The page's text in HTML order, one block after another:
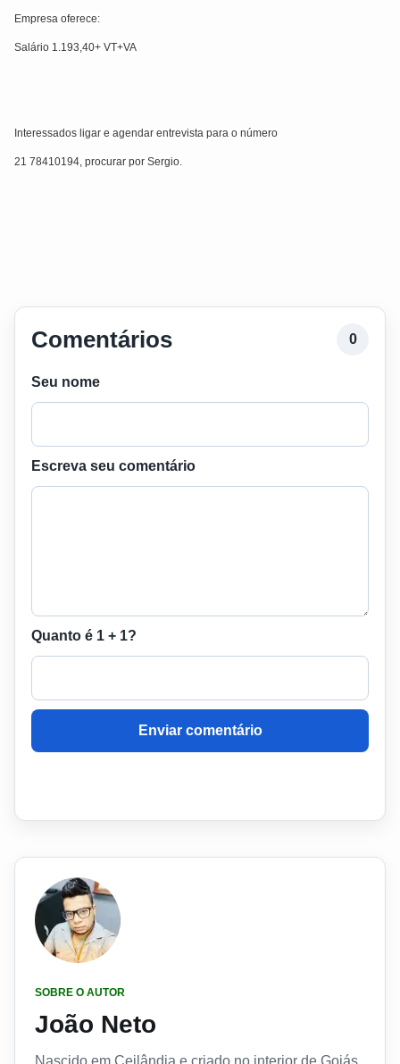
Empresa oferece:
Salário 1.193,40+ VT+VA
Interessados ligar e agendar entrevista para o número
21 78410194, procurar por Sergio.
Comentários 0
Seu nome
Escreva seu comentário
Quanto é 1 + 1?
Enviar comentário
SOBRE O AUTOR
João Neto